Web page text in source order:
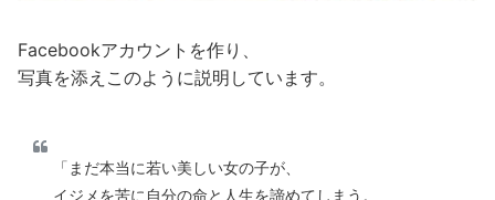
Facebookアカウントを作り、
写真を添えこのように説明しています。
「まだ本当に若い美しい女の子が、
イジメを苦に自分の命と人生を諦めてしまう。